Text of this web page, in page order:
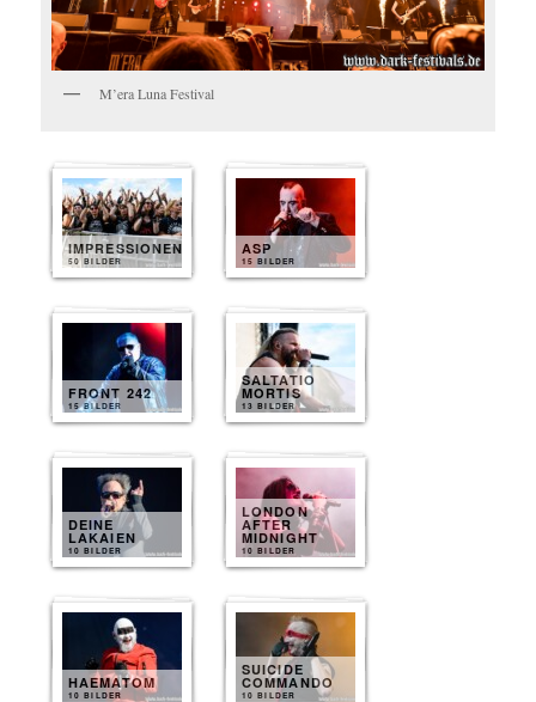
M’era Luna Festival
IMPRESSIONEN
50 BILDER
ASP
15 BILDER
FRONT 242
15 BILDER
SALTATIO
MORTIS
13 BILDER
DEINE
LAKAIEN
10 BILDER
LONDON
AFTER
MIDNIGHT
10 BILDER
HAEMATOM
10 BILDER
SUICIDE
COMMANDO
10 BILDER